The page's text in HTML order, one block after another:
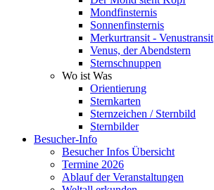
Mondfinsternis
Sonnenfinsternis
Merkurtransit - Venustransit
Venus, der Abendstern
Sternschnuppen
Wo ist Was
Orientierung
Sternkarten
Sternzeichen / Sternbild
Sternbilder
Besucher-Info
Besucher Infos Übersicht
Termine 2026
Ablauf der Veranstaltungen